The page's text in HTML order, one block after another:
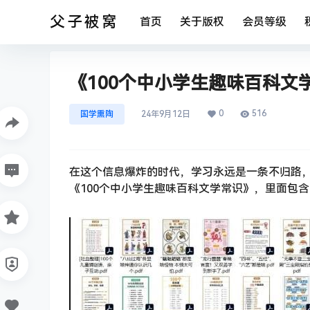
父子被窝 首页 关于版权 会员等级
《100个中小学生趣味百科文
国学熏陶 24年9月12日 0 516
在这个信息爆炸的时代，学习永远是一条不归路
《100个中小学生趣味百科文学常识》，里面包